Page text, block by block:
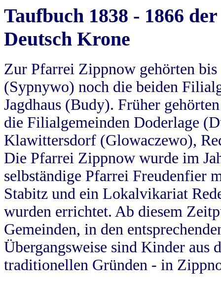
Taufbuch 1838 - 1866
Deutsch Krone
Zur Pfarrei Zippnow gehörten
(Sypnywo) noch die beiden
Jagdhaus (Budy). Früher
die Filialgemeinden Doderlage
Klawittersdorf (Glowaczewo),
Die Pfarrei Zippnow wurde im
selbständige Pfarrei Freudenfier
Stabitz und ein Lokalvikariat
wurden errichtet. Ab diesem
Gemeinden, in den
Übergangsweise sind Kinder aus
traditionellen Gründen - in